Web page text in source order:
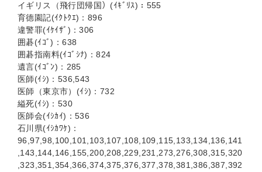
イギリス（飛行団帰国）(ｲｷﾞﾘｽ)：555
育德園記(ｲｸﾄｸｴ)：896
違警罪(ｲｹｲｻﾞ)：306
囲碁(ｲｺﾞ)：638
囲碁指南料(ｲｺﾞｼﾅ)：824
遺言(ｲｺﾞﾝ)：285
医師(ｲｼ)：536,543
医師（東京市）(ｲｼ)：732
縊死(ｲｼ)：530
医師会(ｲｼｶｲ)：536
石川県(ｲｼｶﾜｹ)：
96,97,98,100,101,103,107,108,109,115,133,134,136,141
,143,144,146,155,200,208,229,231,273,276,308,315,320
,323,351,354,366,374,375,376,377,378,381,386,387,392